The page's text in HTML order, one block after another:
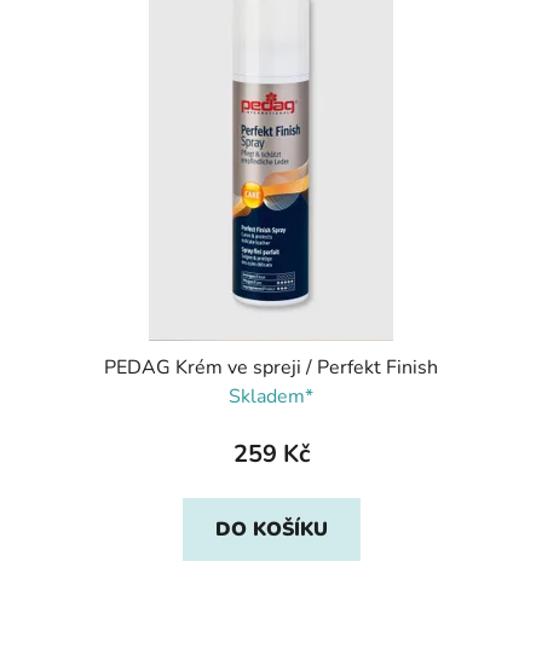
PEDAG Krém ve spreji / Perfekt Finish
Skladem*
259 Kč
DO KOŠÍKU